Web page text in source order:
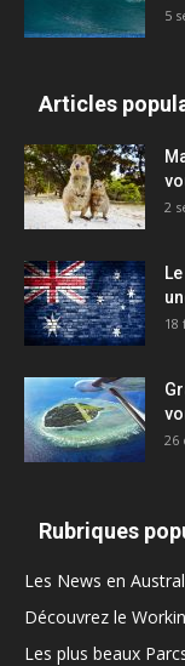
5
Articles
2
18
26
Rubriques
Les News en
Découvrez le
Les plus beaux